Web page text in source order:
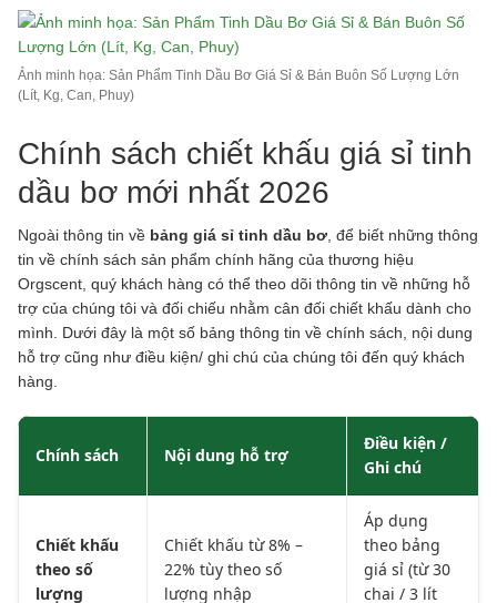
Ảnh minh họa: Sản Phẩm Tinh Dầu Bơ Giá Sỉ & Bán Buôn Số Lượng Lớn
(Lít, Kg, Can, Phuy)
Chính sách chiết khấu giá sỉ tinh
dầu bơ mới nhất 2026
Ngoài thông tin về bảng giá sỉ tinh dầu bơ , để biết những thông
tin về chính sách sản phẩm chính hãng của thương hiệu
Orgscent, quý khách hàng có thể theo dõi thông tin về những hỗ
trợ của chúng tôi và đối chiếu nhằm cân đối chiết khấu dành cho
mình. Dưới đây là một số bảng thông tin về chính sách, nội dung
hỗ trợ cũng như điều kiện/ ghi chú của chúng tôi đến quý khách
hàng.
Chính sách Nội dung hỗ trợ
Điều kiện /
Ghi chú
Chiết khấu
theo số
lượng
Chiết khấu từ 8% –
22% tùy theo số
lượng nhập
Áp dụng
theo bảng
giá sỉ (từ 30
chai / 3 lít